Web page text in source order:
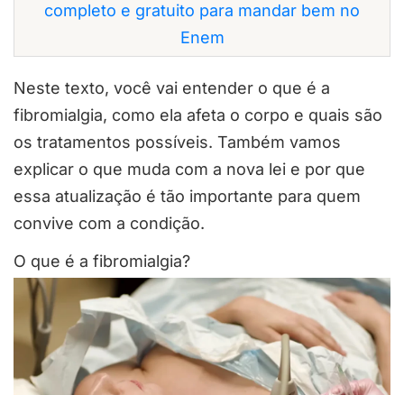
completo e gratuito para mandar bem no
Enem
Neste texto, você vai entender o que é a
fibromialgia, como ela afeta o corpo e quais são
os tratamentos possíveis. Também vamos
explicar o que muda com a nova lei e por que
essa atualização é tão importante para quem
convive com a condição.
O que é a fibromialgia?